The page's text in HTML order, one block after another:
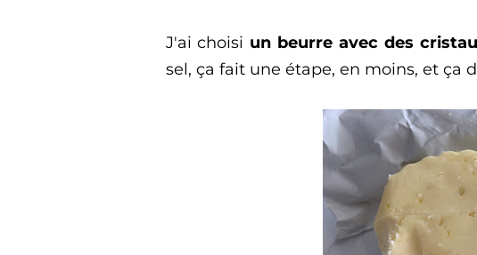
J'ai choisi un beurre avec des
sel, ça fait une étape, en moins, et ça